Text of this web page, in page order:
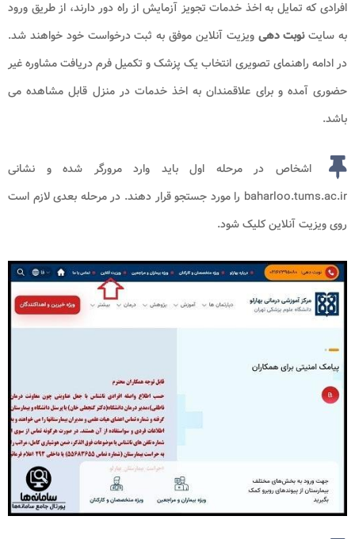
افرادی که تمایل به اخذ خدمات تجویز آزمایش از راه دور دارند، از طریق ورود
به سایتنوبت دهی ویزیت آنلاین موفق به ثبت درخواست خود خواهند شد.
در ادامه راهنمای تصویری انتخاب یک پزشک و تکمیل فرم دریافت مشاوره غیر
حضوری آمده و برای علاقمندان به اخذ خدمات در منزل قابل مشاهده می
باشد.
اشخاص در مرحله اول باید وارد مرورگر شده و نشانی
baharloo.tums.ac.ir را مورد جستجو قرار دهند. در مرحله بعدی لازم است
روی ویزیت آنلاین کلیک شود.